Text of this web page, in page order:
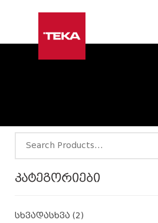
კატეგორიები
სხვადასხვა (2)